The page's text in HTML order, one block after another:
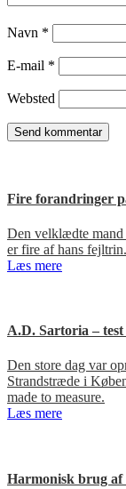
Navn *
E-mail *
Websted
Fire forandringer
Den velklædte
er fire af hans fejltrin.
Læs mere
A.D. Sartoria –
Den store dag var
Strandstræde i
made to measure.
Læs mere
Harmonisk brug af